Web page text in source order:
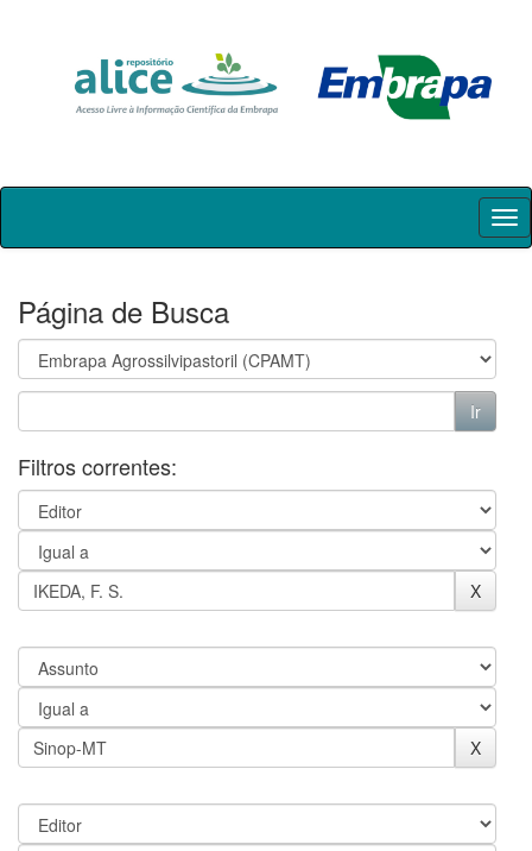
Skip
Página de Busca
Filtros correntes: